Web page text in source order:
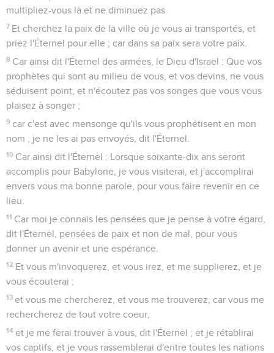
multipliez-vous là et ne diminuez pas.
7 Et cherchez la paix de la ville où je vous ai transportés, et
priez l'Éternel pour elle ; car dans sa paix sera votre paix.
8 Car ainsi dit l'Éternel des armées, le Dieu d'Israël : Que vos
prophètes qui sont au milieu de vous, et vos devins, ne vous
séduisent point, et n'écoutez pas vos songes que vous vous
plaisez à songer ;
9 car c'est avec mensonge qu'ils vous prophétisent en mon
nom ; je ne les ai pas envoyés, dit l'Éternel.
10 Car ainsi dit l'Éternel : Lorsque soixante-dix ans seront
accomplis pour Babylone, je vous visiterai, et j'accomplirai
envers vous ma bonne parole, pour vous faire revenir en ce
lieu.
11 Car moi je connais les pensées que je pense à votre égard,
dit l'Éternel, pensées de paix et non de mal, pour vous
donner un avenir et une espérance.
12 Et vous m'invoquerez, et vous irez, et me supplierez, et je
vous écouterai ;
13 et vous me chercherez, et vous me trouverez, car vous me
rechercherez de tout votre coeur,
14 et je me ferai trouver à vous, dit l'Éternel ; et je rétablirai
vos captifs, et je vous rassemblerai d'entre toutes les nations